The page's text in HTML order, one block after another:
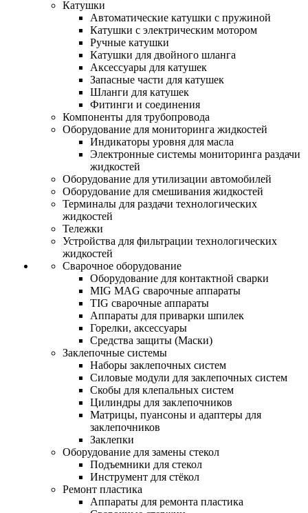
Катушки
Автоматические катушки с пружиной
Катушки с электрическим мотором
Ручные катушки
Катушки для двойного шланга
Аксессуары для катушек
Запасные части для катушек
Шланги для катушек
Фитинги и соединения
Компоненты для трубопровода
Оборудование для мониторинга жидкостей
Индикаторы уровня для масла
Электронные системы мониторинга раздачи
жидкостей
Оборудование для утилизации автомобилей
Оборудование для смешивания жидкостей
Терминалы для раздачи технологических
жидкостей
Тележки
Устройства для фильтрации технологических
жидкостей
Сварочное оборудование
Оборудование для контактной сварки
MIG MAG сварочные аппараты
TIG сварочные аппараты
Аппараты для приварки шпилек
Горелки, аксессуары
Средства защиты (Маски)
Заклепочные системы
Наборы заклепочных систем
Силовые модули для заклепочных систем
Скобы для клепальных систем
Цилиндры для заклепочников
Матрицы, пуансоны и адаптеры для
заклепочников
Заклепки
Оборудование для замены стекол
Подъемники для стекол
Инструмент для стёкол
Ремонт пластика
Аппараты для ремонта пластика